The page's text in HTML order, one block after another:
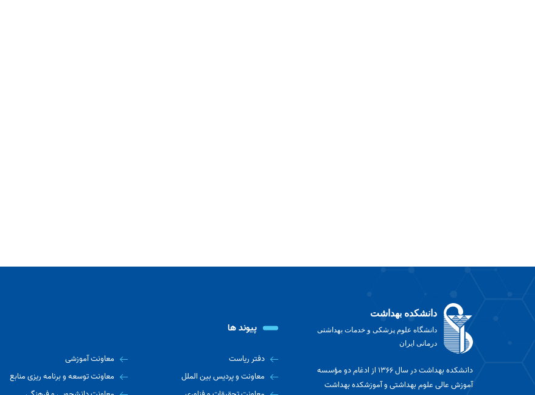
دانشکده بهداشت
دانشگاه علوم پزشکی و خدمات بهداشتی
درمانی ایران
دانشکده بهداشت در سال ۱۳۶۶ از ادغام دو مؤسسه
آموزش عالی علوم بهداشتی و آموزشکده بهداشت
پیوند ها
دفتر ریاست
معاونت آموزشی
معاونت و پردیس بین الملل
معاونت توسعه و برنامه ریزی منابع